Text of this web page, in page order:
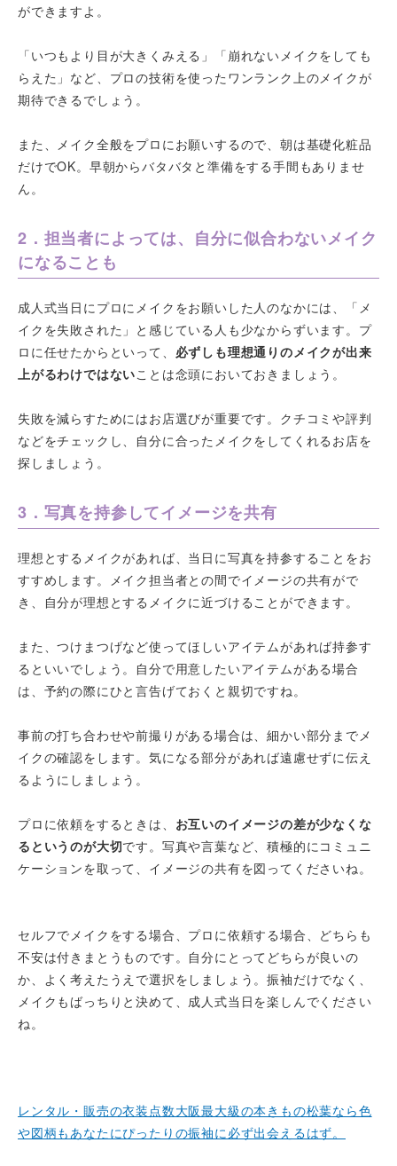
ができますよ。
「いつもより目が大きくみえる」「崩れないメイクをしても
らえた」など、プロの技術を使ったワンランク上のメイクが
期待できるでしょう。
また、メイク全般をプロにお願いするので、朝は基礎化粧品
だけでOK。早朝からバタバタと準備をする手間もありませ
ん。
2．担当者によっては、自分に似合わないメイク
になることも
成人式当日にプロにメイクをお願いした人のなかには、「メ
イクを失敗された」と感じている人も少なからずいます。プ
ロに任せたからといって、 必ずしも理想通りのメイクが出来
上がるわけではないことは念頭においておきましょう。
失敗を減らすためにはお店選びが重要です。クチコミや評判
などをチェックし、自分に合ったメイクをしてくれるお店を
探しましょう。
3．写真を持参してイメージを共有
理想とするメイクがあれば、当日に写真を持参することをお
すすめします。メイク担当者との間でイメージの共有がで
き、自分が理想とするメイクに近づけることができます。
また、つけまつげなど使ってほしいアイテムがあれば持参す
るといいでしょう。自分で用意したいアイテムがある場合
は、予約の際にひと言告げておくと親切ですね。
事前の打ち合わせや前撮りがある場合は、細かい部分までメ
イクの確認をします。気になる部分があれば遠慮せずに伝え
るようにしましょう。
プロに依頼をするときは、 お互いのイメージの差が少なくな
るというのが大切です。写真や言葉など、積極的にコミュニ
ケーションを取って、イメージの共有を図ってくださいね。
セルフでメイクをする場合、プロに依頼する場合、どちらも
不安は付きまとうものです。自分にとってどちらが良いの
か、よく考えたうえで選択をしましょう。振袖だけでなく、
メイクもばっちりと決めて、成人式当日を楽しんでください
ね。
レンタル・販売の衣装点数大阪最大級の本きもの松葉なら色
や図柄もあなたにぴったりの振袖に必ず出会えるはず。